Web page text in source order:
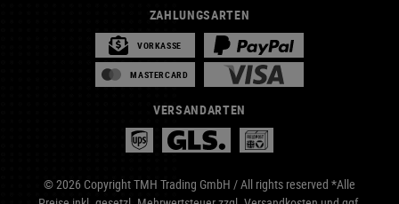
ZAHLUNGSARTEN
VORKASSE
MASTERCARD
VERSANDARTEN
© 2026 Copyright TMH Trading GmbH / All rights reserved *Alle